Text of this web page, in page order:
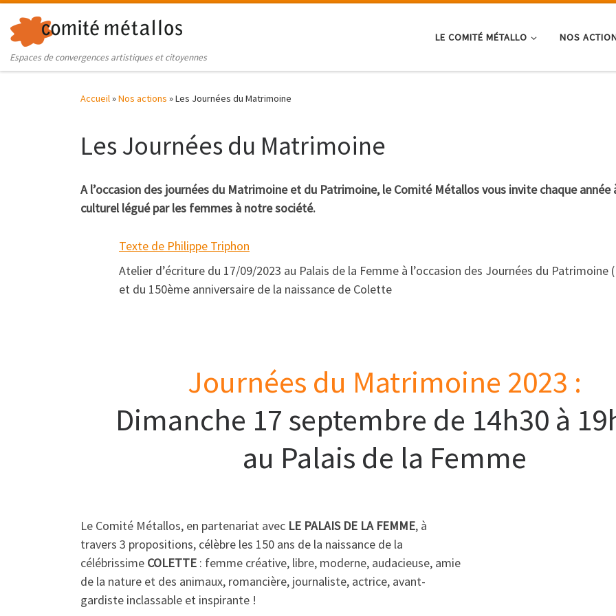
Skip to content
Espaces de convergences artistiques et citoyennes
LE COMITÉ MÉTALLO NOS
Accueil»Nos actions »Les Journées du Matrimoine
Les Journées du Matrimoine
A l’occasion des journées du Matrimoine et du Patrimoine, le Comité Métallos vous invite chaque
culturel légué par les femmes à notre société.
Texte de Philippe Triphon
Atelier d’écriture du 17/09/2023 au Palais de la Femme à l’occasion des Journées du Patrimoine
et du 150ème anniversaire de la naissance de Colette
Journées du Matrimoine 2023 :
Dimanche 17 septembre de 14h30 à
au Palais de la Femme
Le Comité Métallos, en partenariat avec LE PALAIS DE LA FEMME, à
travers 3 propositions, célèbre les 150 ans de la naissance de la
célébrissime COLETTE : femme créative, libre, moderne, audacieuse, amie
de la nature et des animaux, romancière, journaliste, actrice, avant-
gardiste inclassable et inspirante !